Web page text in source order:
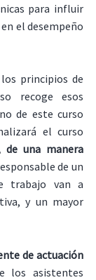
para influir
el desempeño
principios de
recoge esos
de este curso
el curso
una manera
de un
trabajo van a
y un mayor
de actuación
los asistentes